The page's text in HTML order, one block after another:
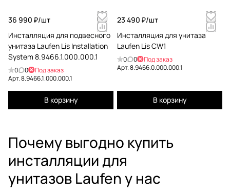
36 990 ₽/шт
Инсталляция для подвесного
унитаза Laufen Lis Installation
System 8.9466.1.000.000.1
0 0
Под заказ
Арт.8.9466.1.000.000.1
В корзину
23 490 ₽/шт
Инсталляция для унитаза
Laufen Lis CW1
0 0
Под заказ
Арт.8.9466.0.000.000.1
В корзину
Почему выгодно купить
инсталляции для
унитазов Laufen у нас